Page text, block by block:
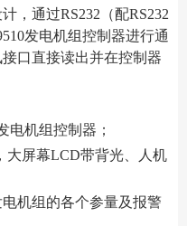
通过RS232（配RS232
发电机组控制器进行通
口直接读出并在控制器
电机组控制器；
大屏幕LCD带背光、人机
机组的各个参量及报警